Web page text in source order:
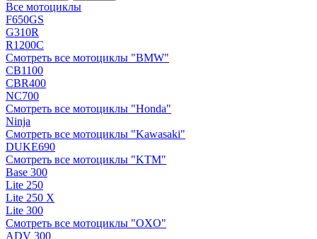
Все мотоциклы
F650GS
G310R
R1200C
Смотреть все мотоциклы "BMW"
CB1100
CBR400
NC700
Смотреть все мотоциклы "Honda"
Ninja
Смотреть все мотоциклы "Kawasaki"
DUKE690
Смотреть все мотоциклы "KTM"
Base 300
Lite 250
Lite 250 X
Lite 300
Смотреть все мотоциклы "OXO"
ADV 300